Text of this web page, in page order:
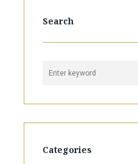
Search
Categories